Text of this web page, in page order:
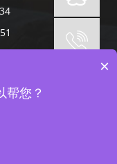
务有限公司 版权所有
淮南、安庆等地口译项
×
帮您？